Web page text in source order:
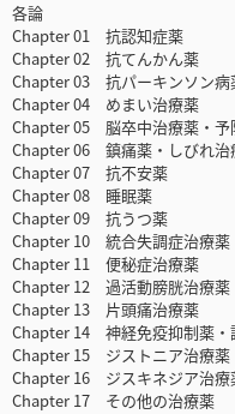
各論
Chapter 01 抗認知症薬
Chapter 02 抗てんかん薬
Chapter 03 抗パーキンソン病
Chapter 04 めまい治療薬
Chapter 05 脳卒中治療薬・予
Chapter 06 鎮痛薬・しびれ治
Chapter 07 抗不安薬
Chapter 08 睡眠薬
Chapter 09 抗うつ薬
Chapter 10 統合失調症治療薬
Chapter 11 便秘症治療薬
Chapter 12 過活動膀胱治療薬
Chapter 13 片頭痛治療薬
Chapter 14 神経免疫抑制薬・
Chapter 15 ジストニア治療薬
Chapter 16 ジスキネジア治療
Chapter 17 その他の治療薬